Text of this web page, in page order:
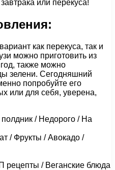
или перекуса!
как перекуса, так и
можно приготовить из
также можно
зелени. Сегодняшний
попробуйте его
или для себя, уверена,
/ Недорого / На
/ Фрукты / Авокадо /
рецепты / Веганские блюда